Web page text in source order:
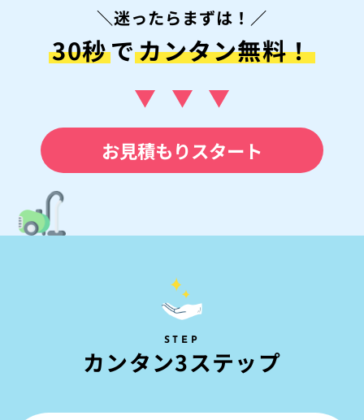
＼迷ったらまずは！／
30秒でカンタン無料！
お見積もりスタート
STEP
カンタン3ステップ